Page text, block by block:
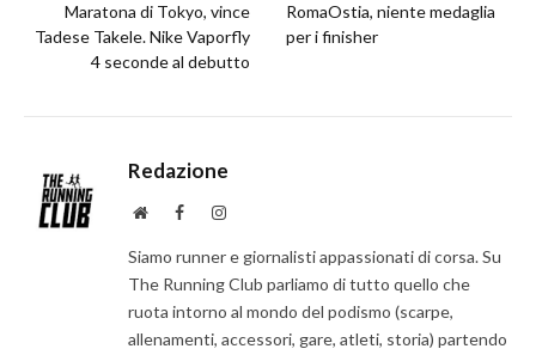
Maratona di Tokyo, vince
Tadese Takele. Nike Vaporfly
4 seconde al debutto
RomaOstia, niente medaglia
per i finisher
Redazione
WebsiteFacebookInstagram
Siamo runner e giornalisti appassionati di corsa. Su
The Running Club parliamo di tutto quello che
ruota intorno al mondo del podismo (scarpe,
allenamenti, accessori, gare, atleti, storia) partendo